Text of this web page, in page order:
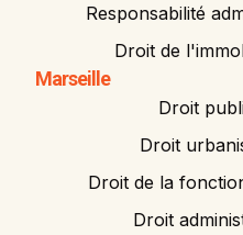
Responsabilité
Droit de
Marseille
Droit
Droit
Droit de la
Droit